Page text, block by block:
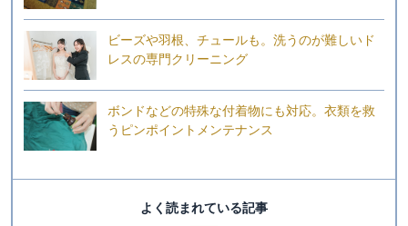
ビーズや羽根、チュールも。洗うのが難しいド
レスの専門クリーニング
ボンドなどの特殊な付着物にも対応。衣類を救
うピンポイントメンテナンス
よく読まれている記事